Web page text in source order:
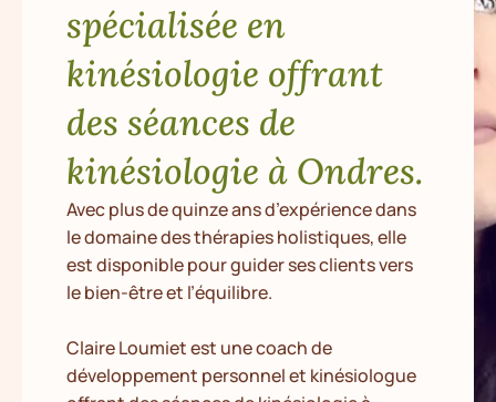
spécialisée en
kinésiologie offrant
des séances de
kinésiologie à Ondres.
Avec plus de quinze ans d’expérience dans
le domaine des thérapies holistiques, elle
est disponible pour guider ses clients vers
le bien-être et l’équilibre.
Claire Loumiet est une coach de
développement personnel et kinésiologue